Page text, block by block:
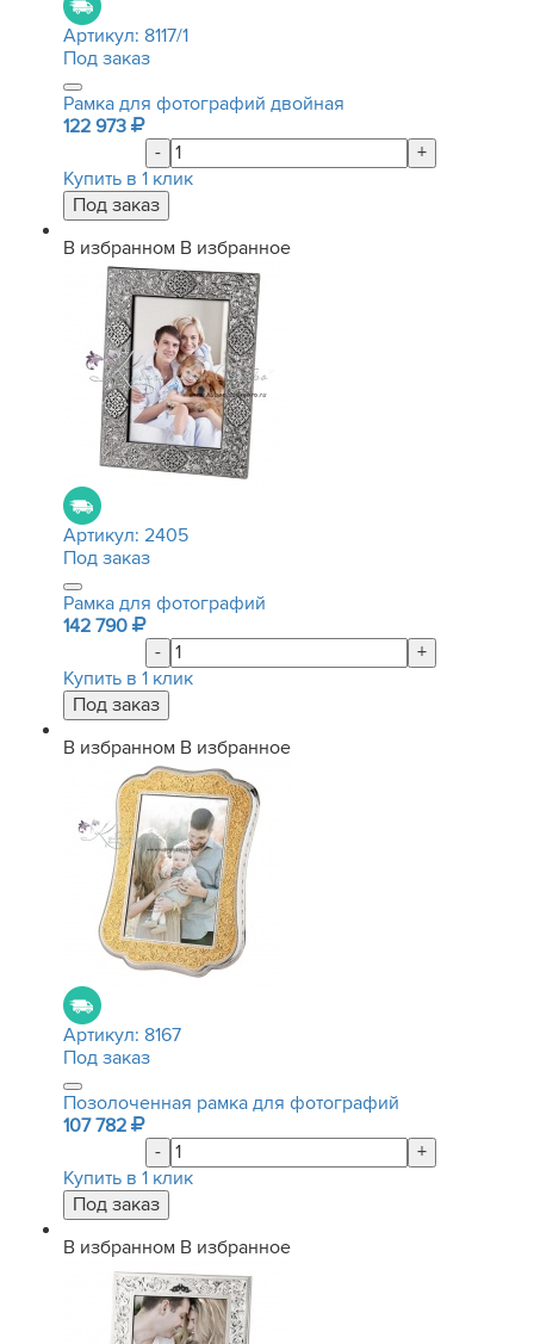
Артикул: 8117/1
Под заказ
Рамка для фотографий двойная
122 973
-
+
Купить в 1 клик
В избранном В избранное
Артикул: 2405
Под заказ
Рамка для фотографий
142 790
-
+
Купить в 1 клик
В избранном В избранное
Артикул: 8167
Под заказ
Позолоченная рамка для фотографий
107 782
-
+
Купить в 1 клик
В избранном В избранное